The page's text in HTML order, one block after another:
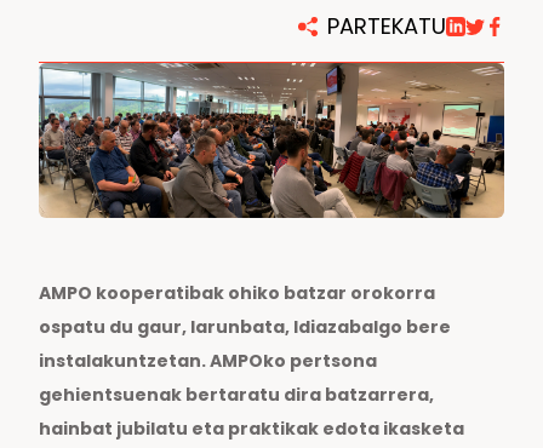
PARTEKATU
AMPO kooperatibak ohiko batzar orokorra
ospatu du gaur, larunbata, Idiazabalgo bere
instalakuntzetan. AMPOko pertsona
gehientsuenak bertaratu dira batzarrera,
hainbat jubilatu eta praktikak edota ikasketa